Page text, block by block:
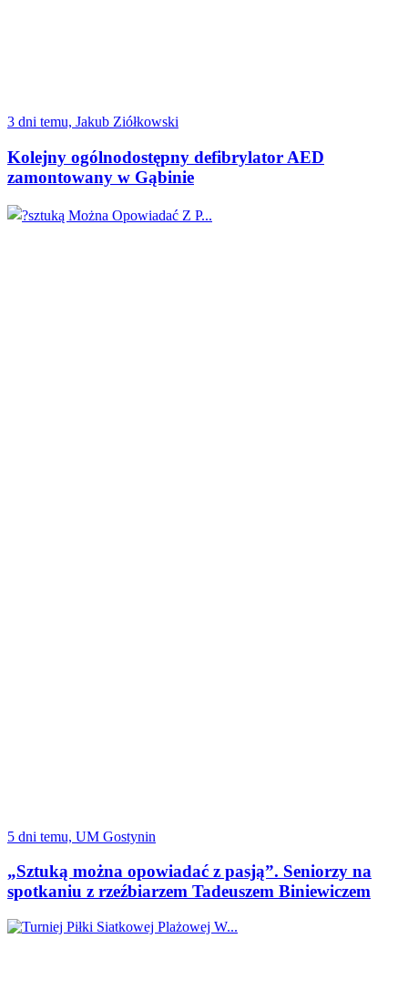
3 dni temu, Jakub Ziółkowski
Kolejny ogólnodostępny defibrylator AED
zamontowany w Gąbinie
5 dni temu, UM Gostynin
„Sztuką można opowiadać z pasją”. Seniorzy na
spotkaniu z rzeźbiarzem Tadeuszem Biniewiczem